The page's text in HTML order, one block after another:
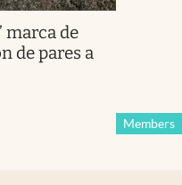
marca de
de pares a
Members